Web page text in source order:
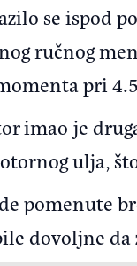
se ispod
ručnog
pri
imao je
ulja,
pomenute
dovoljne